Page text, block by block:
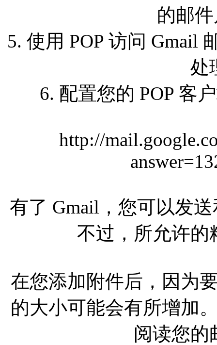
的邮
5. 使用 POP 访问 Gmail
处
6. 配置您的 POP 客
http://
有了 Gmail，您可以发
不过，所允许的
在您添加附件后，因为
的大小可能会有所增加
阅读您的